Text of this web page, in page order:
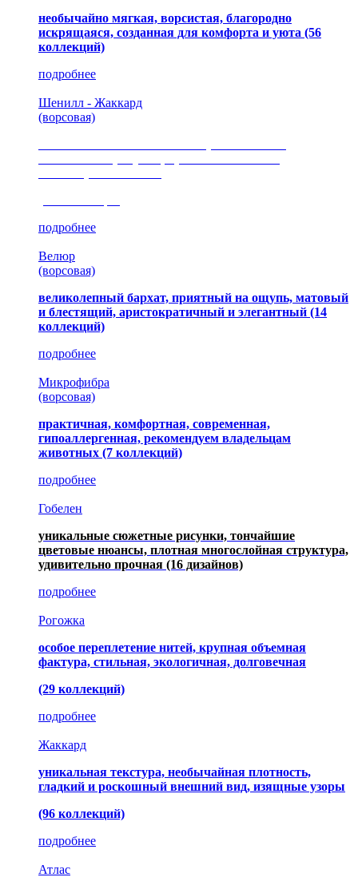
необычайно мягкая, ворсистая, благородно
искрящаяся, созданная для комфорта и уюта (56
коллекций)
подробнее
Шенилл - Жаккард
(ворсовая)
подробнее
Велюр
(ворсовая)
великолепный бархат, приятный на ощупь, матовый
и блестящий, аристократичный и элегантный (14
коллекций)
подробнее
Микрофибра
(ворсовая)
практичная, комфортная, современная,
гипоаллергенная, рекомендуем владельцам
животных (7 коллекций)
подробнее
Гобелен
уникальные сюжетные рисунки, тончайшие
цветовые нюансы, плотная многослойная структура,
удивительно прочная (16 дизайнов)
подробнее
Рогожка
особое переплетение нитей, крупная объемная
фактура, стильная, экологичная, долговечная
(29 коллекций)
подробнее
Жаккард
уникальная текстура, необычайная плотность,
гладкий и роскошный внешний вид, изящные узоры
(96 коллекций)
подробнее
Атлас